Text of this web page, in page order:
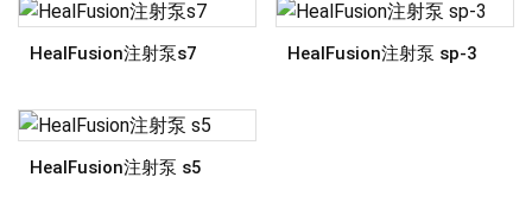
HealFusion注射泵s7 HealFusion注射泵 sp-3
HealFusion注射泵 s5